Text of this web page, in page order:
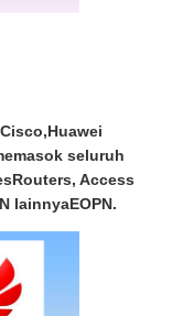
seluruh
Access
lainnyaEOPN.